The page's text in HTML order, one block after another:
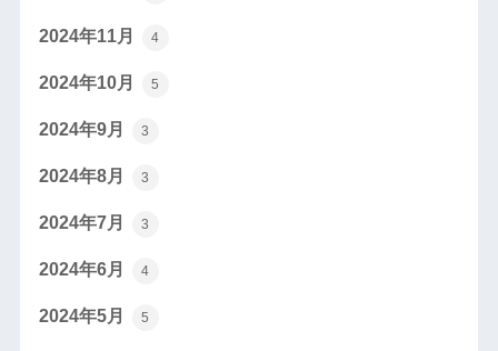
2024年11月 4
2024年10月 5
2024年9月 3
2024年8月 3
2024年7月 3
2024年6月 4
2024年5月 5